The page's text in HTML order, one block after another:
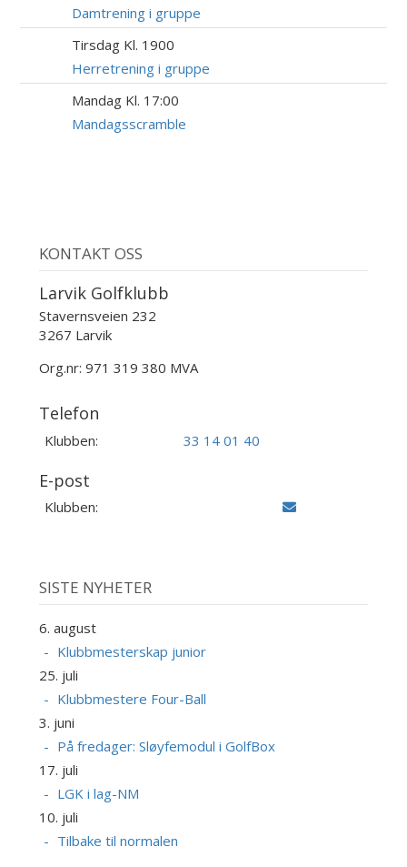
Damtrening i gruppe
Tirsdag Kl. 1900
Herretrening i gruppe
Mandag Kl. 17:00
Mandagsscramble
KONTAKT OSS
Larvik Golfklubb
Stavernsveien 232
3267 Larvik
Org.nr: 971 319 380 MVA
Telefon
Klubben: 33 14 01 40
E-post
Klubben:
SISTE NYHETER
6. august
Klubbmesterskap junior
25. juli
Klubbmestere Four-Ball
3. juni
På fredager: Sløyfemodul i GolfBox
17. juli
LGK i lag-NM
10. juli
Tilbake til normalen